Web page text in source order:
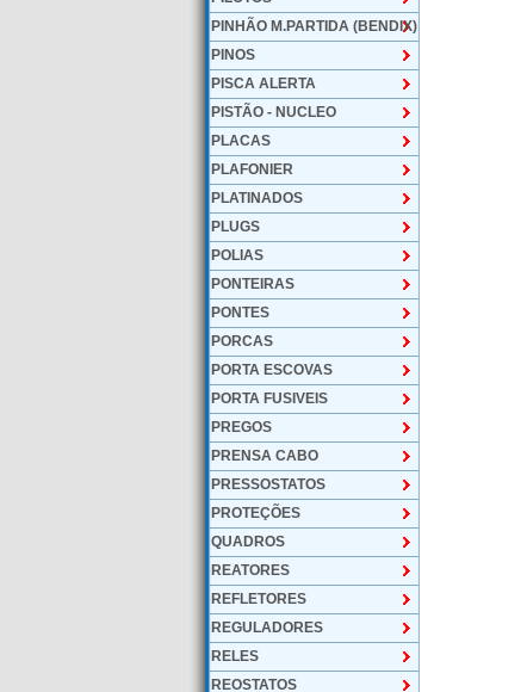
PINHÃO M.PARTIDA (BENDIX)
PINOS
PISCA ALERTA
PISTÃO - NUCLEO
PLACAS
PLAFONIER
PLATINADOS
PLUGS
POLIAS
PONTEIRAS
PONTES
PORCAS
PORTA ESCOVAS
PORTA FUSIVEIS
PREGOS
PRENSA CABO
PRESSOSTATOS
PROTEÇÕES
QUADROS
REATORES
REFLETORES
REGULADORES
RELES
REOSTATOS